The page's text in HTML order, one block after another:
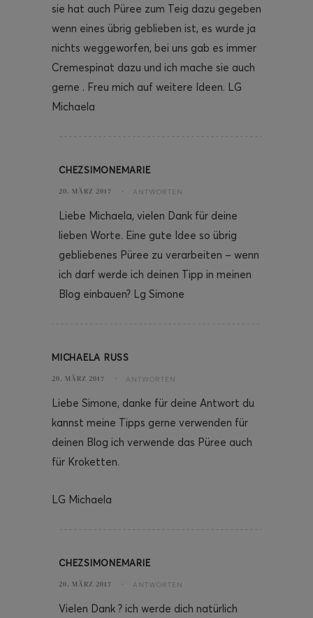
sie hat auch Püree zum Teig dazu gegeben
wenn eines übrig geblieben ist, es wurde ja
nichts weggeworfen, bei uns gab es immer
Cremespinat dazu und ich mache sie auch
gerne . Freu mich auf weitere Ideen. LG
Michaela
CHEZSIMONEMARIE
20. MÄRZ 2017 ANTWORTEN
Liebe Michaela, vielen Dank für deine
lieben Worte. Eine gute Idee so übrig
gebliebenes Püree zu verarbeiten – wenn
ich darf werde ich deinen Tipp in meinen
Blog einbauen? Lg Simone
MICHAELA RUSS
20. MÄRZ 2017 ANTWORTEN
Liebe Simone, danke für deine Antwort du
kannst meine Tipps gerne verwenden für
deinen Blog ich verwende das Püree auch
für Kroketten.
LG Michaela
CHEZSIMONEMARIE
20. MÄRZ 2017 ANTWORTEN
Vielen Dank ? ich werde dich natürlich